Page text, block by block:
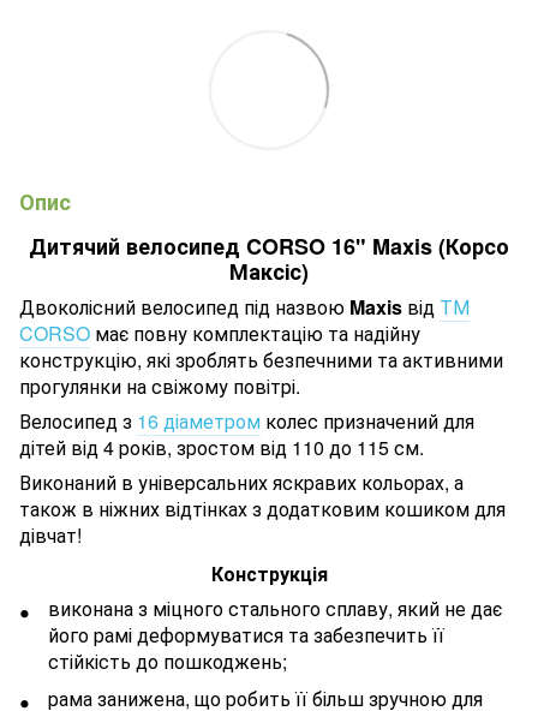
Опис
Дитячий велосипед CORSO 16" Maxis (Корсо
Максіс)
Двоколісний велосипед під назвою Maxis від ТМ
CORSO має повну комплектацію та надійну
конструкцію, які зроблять безпечними та активними
прогулянки на свіжому повітрі.
Велосипед з 16 діаметром колес призначений для
дітей від 4 років, зростом від 110 до 115 см.
Виконаний в універсальних яскравих кольорах, а
також в ніжних відтінках з додатковим кошиком для
дівчат!
Конструкція
виконана з міцного стального сплаву, який не дає
його рамі деформуватися та забезпечить її
стійкість до пошкоджень;
рама занижена, що робить її більш зручною для